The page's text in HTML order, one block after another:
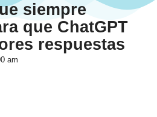
siempre
que ChatGPT
respuestas
am